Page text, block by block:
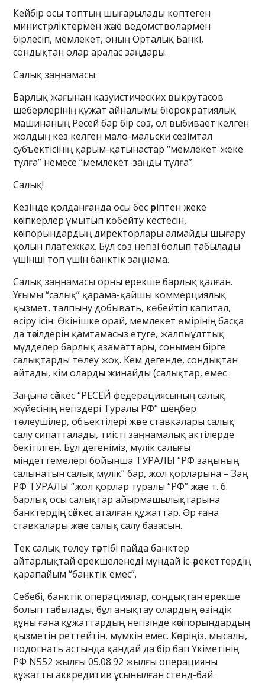
Кейбір осы топтың шығарылады көптеген
министрліктермен және ведомстволармен
бірлесіп, мемлекет, оның Орталық Банкі,
сондықтан олар аралас заңдары.
Салық заңнамасы.
Барлық жағынан казуистических выкрутасов
шеберлерінің құжат айналымы бюрократиялық
машинаның Ресей бар бір сөз, ол выбивает келген
жолдың кез келген мало-мальски сезімтал
субъектісінің қарым-қатынастар “мемлекет-жеке
тұлға” немесе “мемлекет-заңды тұлға”.
Салық!
Кезінде қолданғанда осы бес әріптен жеке
кәсіпкерлер ұмытып көбейту кестесін,
кәсіпорындардың директорлары алмайды шығару
қолын платежках. Бұл сөз негізі болып табылады
үшінші топ үшін банктік заңнама.
Салық заңнамасы орны ерекше барлық қалған.
Ұғымы “салық” қарама-қайшы коммерциялық
қызмет, талпыну добывать, көбейтіп капитал,
өсіру ісін. Өкінішке орай, мемлекет өмірінің басқа
да тәсілдерін қамтамасыз етуге, жалпыұлттық
мүдделер барлық азаматтары, сонымен бірге
салықтарды төлеу жоқ. Кем дегенде, сондықтан
айтады, кім оларды жинайды (салықтар, емес .
Заңына сәйкес “РЕСЕЙ федерациясының салық
жүйесінің негіздері Туралы РФ” шеңбер
төлеушілер, объектілері және ставкалары салық
салу сипатталады, тиісті заңнамалық актілерде
бекітілген. Бұл дегеніміз, мүлік салығы
міндеттемелері бойынша ТУРАЛЫ “РФ заңының
салынатын салық мүлік” бар, жол қорларына – Заң
РФ ТУРАЛЫ “жол қорлар туралы “РФ” және т. б.
барлық осы салықтар айырмашылықтарына
банктердің сәйкес аталған құжаттар. Əр ғана
ставкалары және салық салу базасын.
Тек салық төлеу тәртібі пайда банктер
айтарлықтай ерекшеленеді мұндай іс-әрекеттердің
қарапайым “банктік емес”.
Себебі, банктік операциялар, сондықтан ерекше
болып табылады, бұл анықтау олардың өзіндік
құны ғана құжаттардың негізінде кәсіпорындардың
қызметін реттейтін, мүмкін емес. Көріңіз, мысалы,
подогнать астында қандай да бір бап Үкіметінің
РФ N552 жылғы 05.08.92 жылғы операцияны
құжатты аккредитив ұсынылған стенд-бай.